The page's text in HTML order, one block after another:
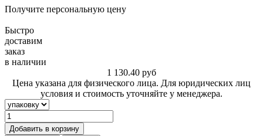
Получите персональную цену
Быстро
доставим
заказ
в наличии
1 130.40 руб
Цена указана для физического лица. Для юридических лиц
условия и стоимость уточняйте у менеджера.
Добавить в корзину